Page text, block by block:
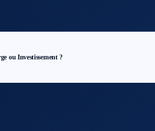
ou Investissement ?